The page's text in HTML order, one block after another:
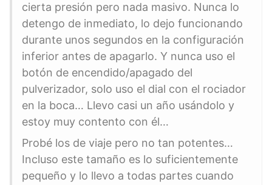
cierta presión pero nada masivo. Nunca lo
detengo de inmediato, lo dejo funcionando
durante unos segundos en la configuración
inferior antes de apagarlo. Y nunca uso el
botón de encendido/apagado del
pulverizador, solo uso el dial con el rociador
en la boca… Llevo casi un año usándolo y
estoy muy contento con él…
Probé los de viaje pero no tan potentes…
Incluso este tamaño es lo suficientemente
pequeño y lo llevo a todas partes cuando